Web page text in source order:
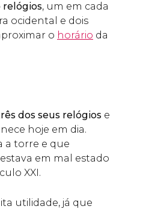
, um em cada
ocidental e dois
o horário da
dos seus relógios e
hoje em dia.
a torre e que
em mal estado
XXI.
utilidade, já que